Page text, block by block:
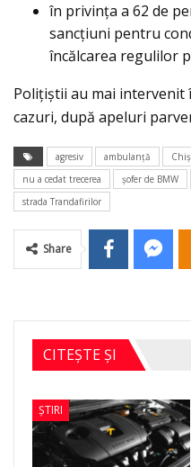
în privința a 62 de
sancțiuni pentru
încălcarea regulilor
Polițiștii au mai intervenit
cazuri, după apeluri
agresiv ambulanță
nu a cedat trecerea
șofer de BMW
strada Trandafirilor
Share
CITEȘTE ȘI
ȘTIRI